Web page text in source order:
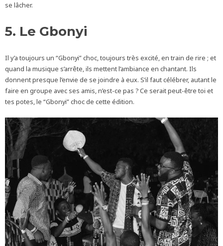
se lâcher.
5. Le Gbonyi
Il y’a toujours un “Gbonyi” choc, toujours très excité, en train de rire ; et
quand la musique s’arrête, ils mettent l’ambiance en chantant. Ils
donnent presque l’envie de se joindre à eux. S’il faut célébrer, autant le
faire en groupe avec ses amis, n’est-ce pas ? Ce serait peut-être toi et
tes potes, le “Gbonyi” choc de cette édition.